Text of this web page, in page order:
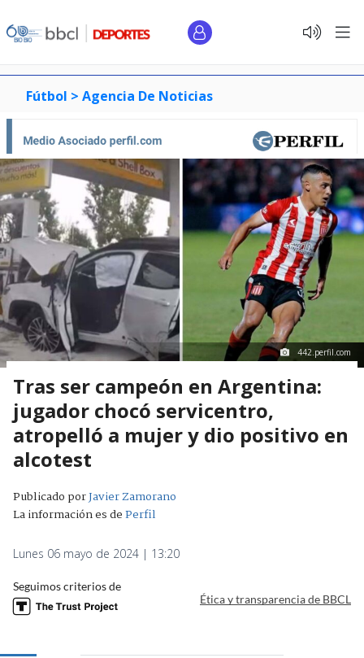
Fútbol > Agencia De Noticias
442.perfil.com
Tras ser campeón en Argentina:
jugador chocó servicentro,
atropelló a mujer y dio positivo en
alcotest
Publicado porJavier Zamorano
La información es dePerfil
Lunes 06 mayo de 2024 | 13:20
Seguimos criterios de
Ética y transparencia de BBCL